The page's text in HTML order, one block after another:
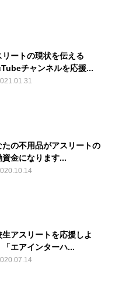
リートの現状を伝える
チャンネルを応援...
たの不用品がアスリートの
資金になります...
生アスリートを応援しよ
「エアインターハ...